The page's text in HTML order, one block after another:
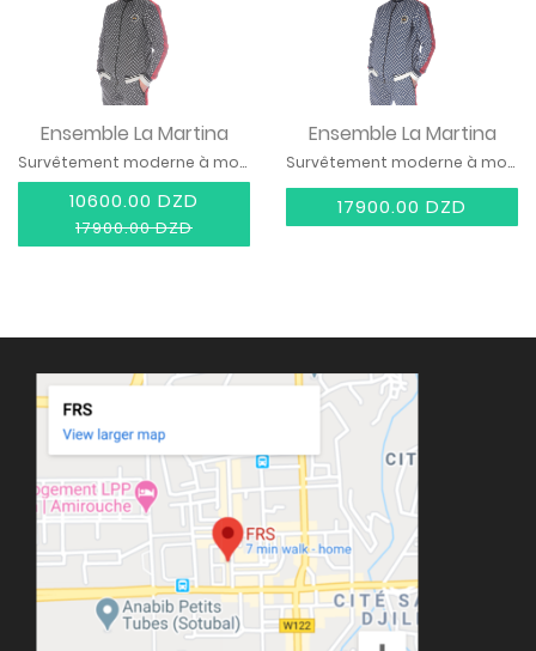
Ensemble La Martina
Survêtement moderne à motif graphique avec bandes contrastées
10600.00 DZD
17900.00 DZD
Ensemble La Martina
Survêtement moderne à motif graphique avec bandes contrastées
17900.00 DZD